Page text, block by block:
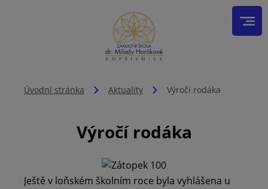
Úvodní stránka Aktuality Výročí rodáka
Výročí rodáka
Ještě v loňském školním roce byla vyhlášena u